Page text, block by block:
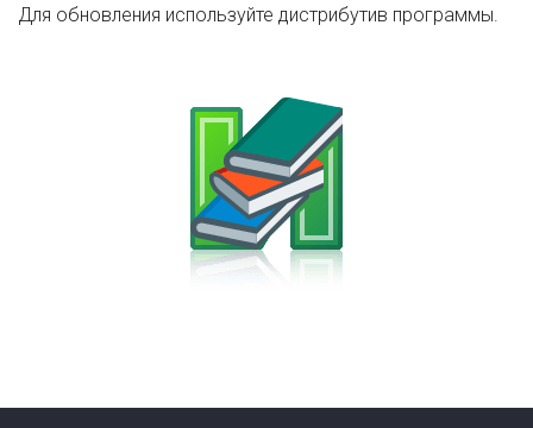
Для обновления используйте дистрибутив программы.